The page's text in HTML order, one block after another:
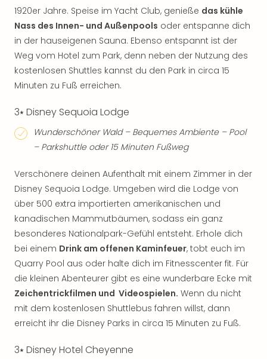
1920er Jahre. Speise im Yacht Club, genieße das kühle
Nass des Innen- und Außenpools oder entspanne dich
in der hauseigenen Sauna. Ebenso entspannt ist der
Weg vom Hotel zum Park, denn neben der Nutzung des
kostenlosen Shuttles kannst du den Park in circa 15
Minuten zu Fuß erreichen.
3⭑ Disney Sequoia Lodge
Wunderschöner Wald – Bequemes Ambiente – Pool
– Parkshuttle oder 15 Minuten Fußweg
Verschönere deinen Aufenthalt mit einem Zimmer in der
Disney Sequoia Lodge. Umgeben wird die Lodge von
über 500 extra importierten amerikanischen und
kanadischen Mammutbäumen, sodass ein ganz
besonderes Nationalpark-Gefühl entsteht. Erhole dich
bei einem Drink am offenen Kaminfeuer, tobt euch im
Quarry Pool aus oder halte dich im Fitnesscenter fit. Für
die kleinen Abenteurer gibt es eine wunderbare Ecke mit
Zeichentrickfilmen und Videospielen. Wenn du nicht
mit dem kostenlosen Shuttlebus fahren willst, dann
erreicht ihr die Disney Parks in circa 15 Minuten zu Fuß.
3⭑ Disney Hotel Cheyenne